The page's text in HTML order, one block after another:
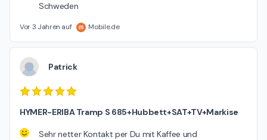
Schweden
Vor 3 Jahren auf Mobile.de
Patrick
HYMER-ERIBA Tramp S 685+Hubbett+SAT+TV+Markise
Sehr netter Kontakt per Du mit Kaffee und